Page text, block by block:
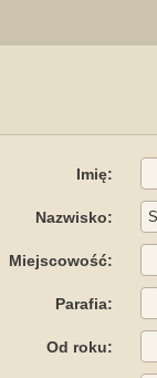
Imię:
Nazwisko:
Miejscowość:
Parafia:
Od roku: